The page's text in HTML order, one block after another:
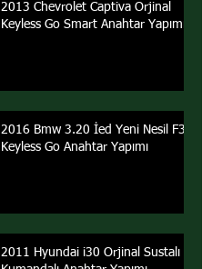
2013 Chevrolet Captiva Orjinal
Keyless Go Smart Anahtar Yapımı
2016 Bmw 3.20 İed Yeni Nesil F30
Keyless Go Anahtar Yapımı
2011 Hyundai i30 Orjinal Sustalı